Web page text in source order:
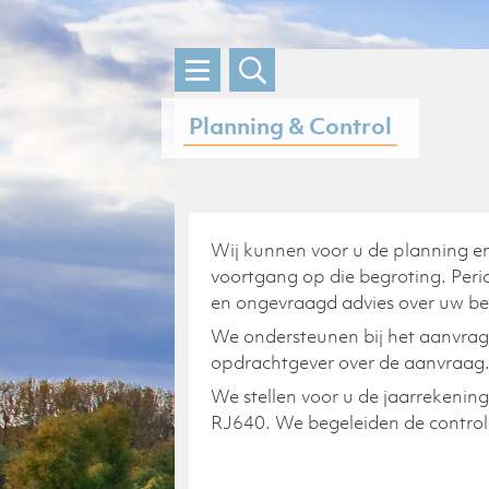
Skip
to
content
Planning & Control
Wij kunnen voor u de planning
voortgang op die begroting.
en ongevraagd advies over uw
We ondersteunen bij het
opdrachtgever over de
We stellen voor u de
RJ640. We begeleiden de